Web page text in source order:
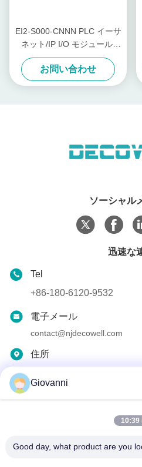
EI2-S000-CNNN PLC イーサ
ネット/IP I/O モジュール,
32DI 両方向入力, RoHS 認
証,産業自動化
お問い合わせ
ソーシャル
迅速な
Tel
+86-180-6120-9532
電子メール
contact@njdecowell.com
住所
19号 プクウ地区 南京
プライバシーポリ
Copyright© 2024-2026 Nanjing
Giovanni
10:39
Good day, what product are you